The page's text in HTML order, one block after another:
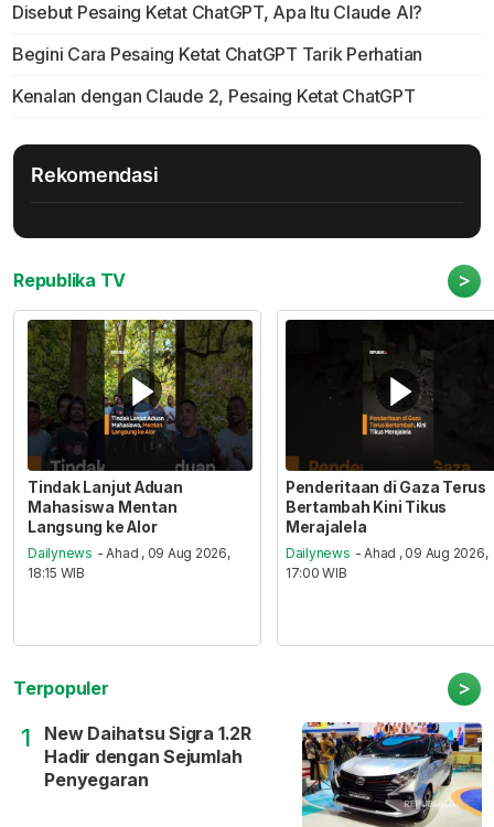
Disebut Pesaing Ketat ChatGPT, Apa Itu Claude AI?
Begini Cara Pesaing Ketat ChatGPT Tarik Perhatian
Kenalan dengan Claude 2, Pesaing Ketat ChatGPT
Rekomendasi
Republika TV >
Tindak Lanjut Aduan
Mahasiswa Mentan
Langsung ke Alor
Dailynews - Ahad , 09 Aug 2026,
18:15 WIB
Penderitaan di Gaza Terus
Bertambah Kini Tikus
Merajalela
Dailynews - Ahad , 09 Aug 2026,
17:00 WIB
Terpopuler >
1
New Daihatsu Sigra 1.2R
Hadir dengan Sejumlah
Penyegaran